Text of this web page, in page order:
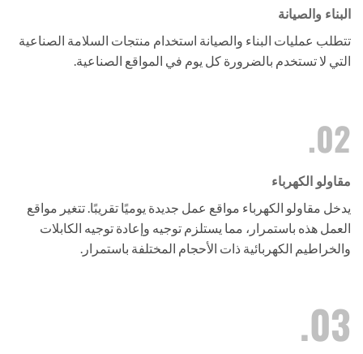
البناء والصيانة
تتطلب عمليات البناء والصيانة استخدام منتجات السلامة الصناعية
التي لا تستخدم بالضرورة كل يوم في المواقع الصناعية.
02.
مقاولو الكهرباء
يدخل مقاولو الكهرباء مواقع عمل جديدة يوميًا تقريبًا. تتغير مواقع
العمل هذه باستمرار، مما يستلزم توجيه وإعادة توجيه الكابلات
والخراطيم الكهربائية ذات الأحجام المختلفة باستمرار.
03.